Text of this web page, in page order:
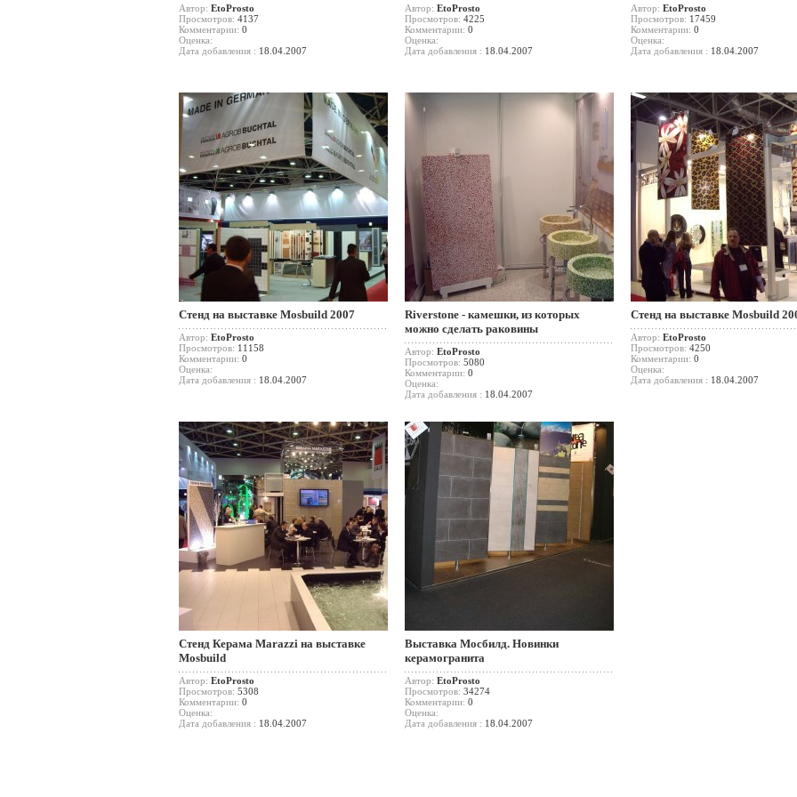
Автор: EtoProsto
Просмотров: 4137
Комментарии: 0
Оценка:
Дата добавления : 18.04.2007
Автор: EtoProsto
Просмотров: 4225
Комментарии: 0
Оценка:
Дата добавления : 18.04.2007
Автор: EtoProsto
Просмотров: 17459
Комментарии: 0
Оценка:
Дата добавления : 18.04.2007
Стенд на выставке Mosbuild 2007
Автор: EtoProsto
Просмотров: 11158
Комментарии: 0
Оценка:
Дата добавления : 18.04.2007
Riverstone - камешки, из которых
можно сделать раковины
Автор: EtoProsto
Просмотров: 5080
Комментарии: 0
Оценка:
Дата добавления : 18.04.2007
Стенд на выставке Mosbuild
Автор: EtoProsto
Просмотров: 4250
Комментарии: 0
Оценка:
Дата добавления : 18.04.2007
Стенд Керама Marazzi на выставке
Mosbuild
Автор: EtoProsto
Просмотров: 5308
Комментарии: 0
Оценка:
Дата добавления : 18.04.2007
Выставка Мосбилд. Новинки
керамогранита
Автор: EtoProsto
Просмотров: 34274
Комментарии: 0
Оценка:
Дата добавления : 18.04.2007